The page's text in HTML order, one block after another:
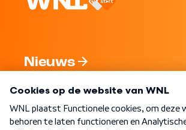
Nieuws
Nieuwsbrief